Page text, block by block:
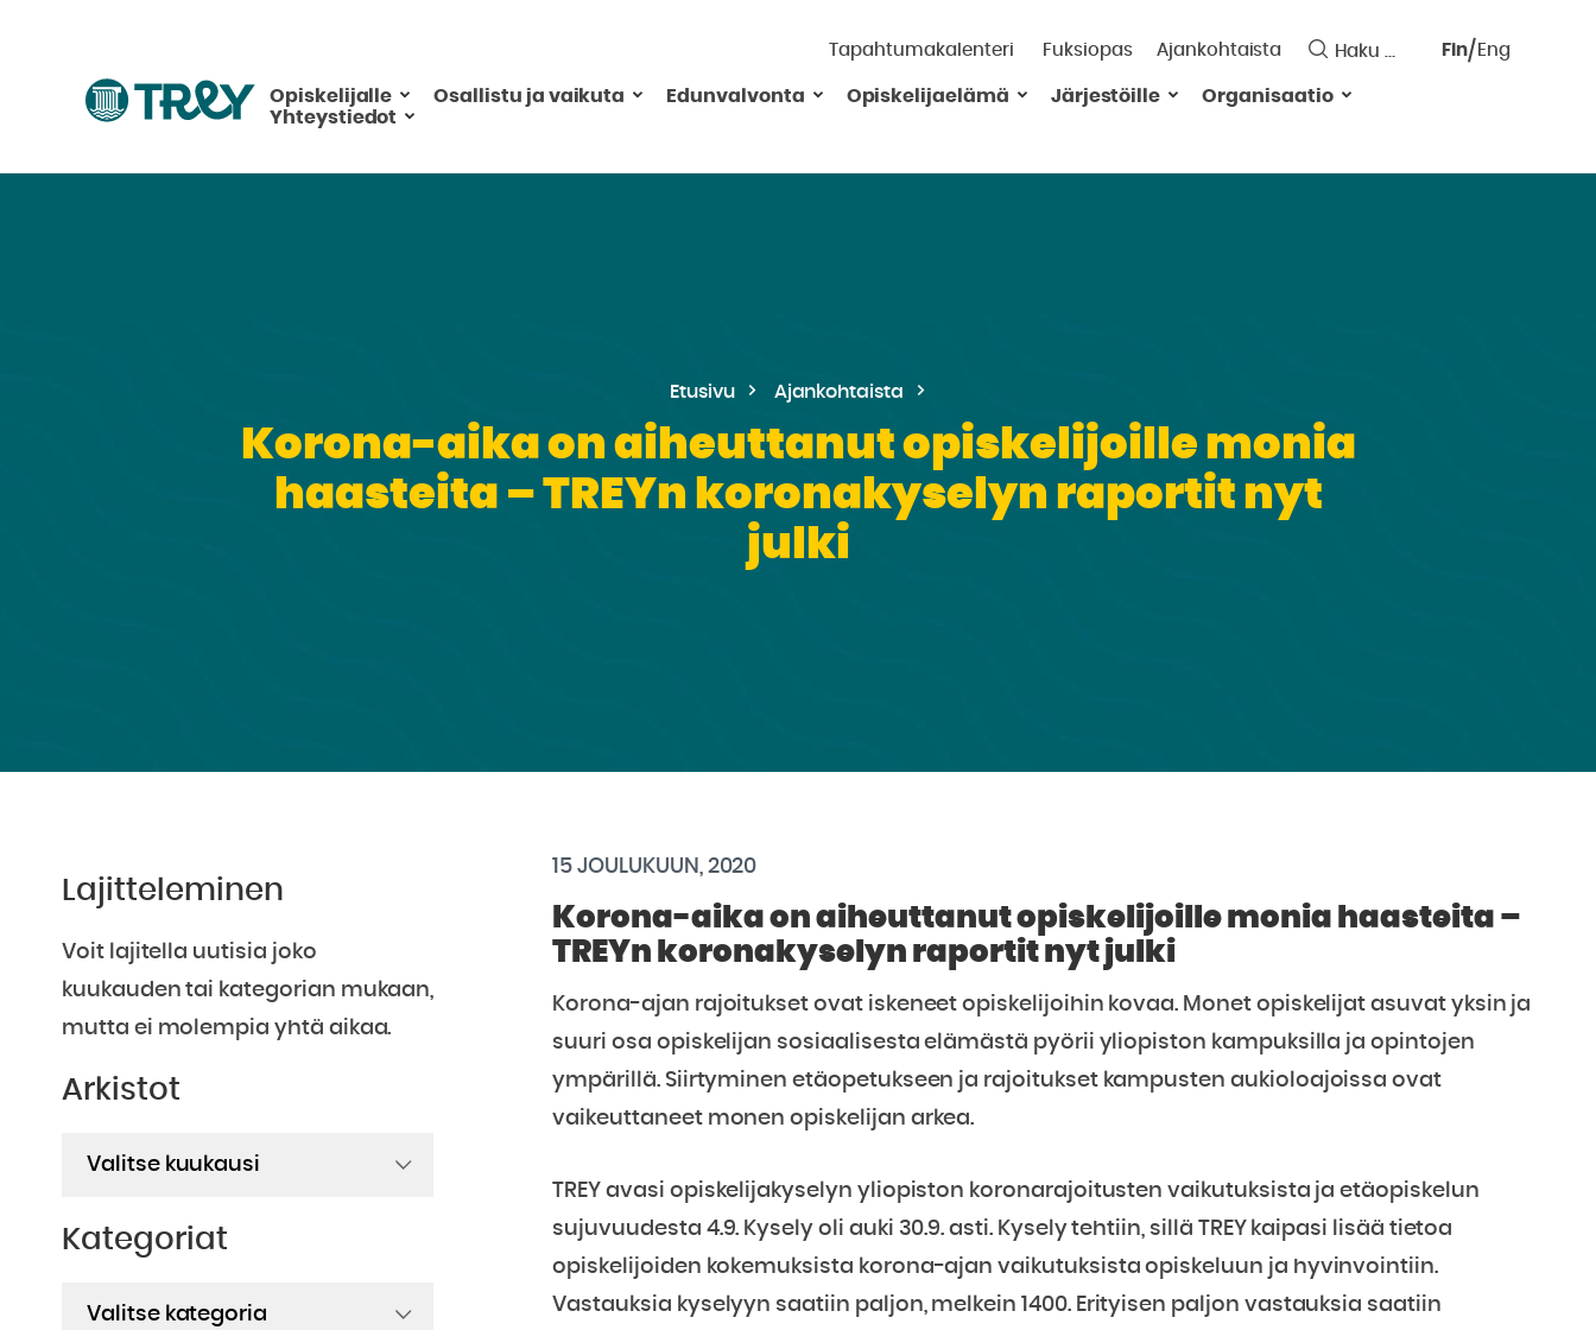
Tapahtumakalenteri Fuksiopas Ajankohtaista
kieli:
Fin Eng
Siirry
-
Opiskelijalle Osallistu ja vaikuta Edunvalvonta Opiskelijaelämä Järjestöille
Organisaatio
Yhteystiedot
Etusivu Ajankohtaista
Korona-aika on aiheuttanut opiskelijoille monia
haasteita – TREYn koronakyselyn raportit nyt
julki
15 JOULUKUUN, 2020
Korona-aika on aiheuttanut opiskelijoille monia haasteita –
TREYn koronakyselyn raportit nyt julki
Korona-ajan rajoitukset ovat iskeneet opiskelijoihin kovaa. Monet opiskelijat asuvat yksin ja
suuri osa opiskelijan sosiaalisesta elämästä pyörii yliopiston kampuksilla ja opintojen
ympärillä. Siirtyminen etäopetukseen ja rajoitukset kampusten aukioloajoissa ovat
vaikeuttaneet monen opiskelijan arkea.
TREY avasi opiskelijakyselyn yliopiston koronarajoitusten vaikutuksista ja etäopiskelun
sujuvuudesta 4.9. Kysely oli auki 30.9. asti. Kysely tehtiin, sillä TREY kaipasi lisää tietoa
opiskelijoiden kokemuksista korona-ajan vaikutuksista opiskeluun ja hyvinvointiin.
Vastauksia kyselyyn saatiin paljon, melkein 1400. Erityisen paljon vastauksia saatiin
Lajitteleminen
Voit lajitella uutisia joko
kuukauden tai kategorian mukaan,
mutta ei molempia yhtä aikaa.
Arkistot
Kategoriat